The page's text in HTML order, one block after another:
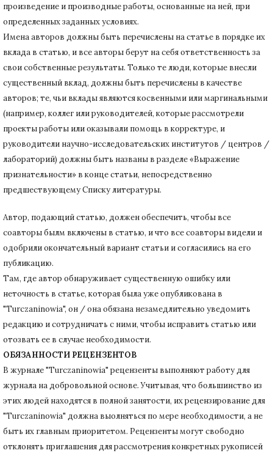
произведение и производные работы, основанные на ней, при
определенных заданных условиях.
Имена авторов должны быть перечислены на статье в порядке их
вклада в статью, и все авторы берут на себя ответственность за
свои собственные результаты. Только те люди, которые внесли
существенный вклад, должны быть перечислены в качестве
авторов; те, чьи вклады являются косвенными или маргинальными
(например, коллег или руководителей, которые рассмотрели
проекты работы или оказывали помощь в корректуре, и
руководители научно-исследовательских институтов / центров /
лабораторий) должны быть названы в разделе «Выражение
признательности» в конце статьи, непосредственно
предшествующему Списку литературы.
Автор, подающий статью, должен обеспечить, чтобы все
соавторы былм включены в статью, и что все соавторы видели и
одобрили окончательный вариант статьи и согласились на его
публикацию.
Там, где автор обнаруживает существенную ошибку или
неточность в статье, которая была уже опубликована в
"Turczaninowia", он / она обязана незамедлительно уведомить
редакцию и сотрудничать с ними, чтобы исправить статью или
отозвать ее в случае необходимости.
ОБЯЗАННОСТИ РЕЦЕНЗЕНТОВ
В журнале "Turczaninowia" рецензенты выполняют работу для
журнала на добровольной основе.Учитывая, что большинство из
этих людей находятся в полной занятости, их рецензирование для
"Turczaninowia" должна выолняться по мере необходимости, а не
быть их главным приоритетом. Рецензенты могут свободно
отклонять приглашения для рассмотрения конкретных рукописей